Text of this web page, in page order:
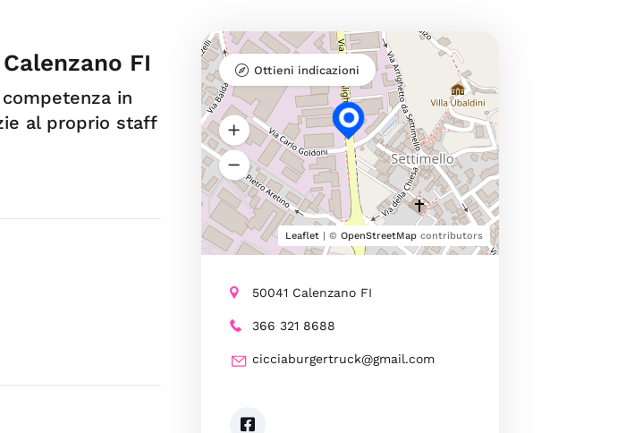
FI
competenza in
al proprio staff
Leaflet| © OpenStreetMapcontributors
Ottieni indicazioni
50041 Calenzano FI
366 321 8688
cicciaburgertruck@gmail.com